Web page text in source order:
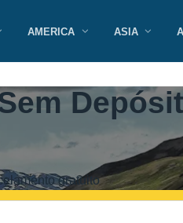
AMERICA ASIA
gratuito